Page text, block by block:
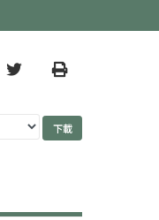
TwitterPrint